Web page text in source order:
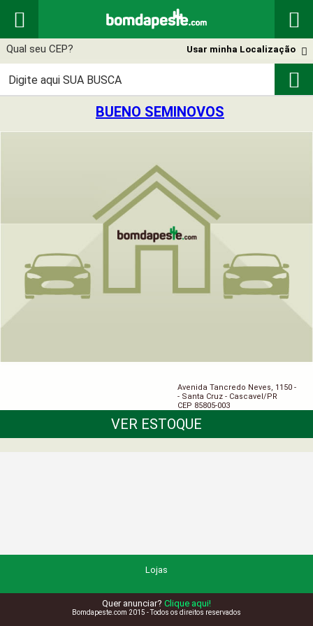
 

Usar minha Localização

BUENO SEMINOVOS
Avenida Tancredo Neves, 1150 -
- Santa Cruz - Cascavel/PR
CEP 85805-003
VER ESTOQUE
Lojas
Quer anunciar? Clique aqui!
Bomdapeste.com 2015 - Todos os direitos reservados